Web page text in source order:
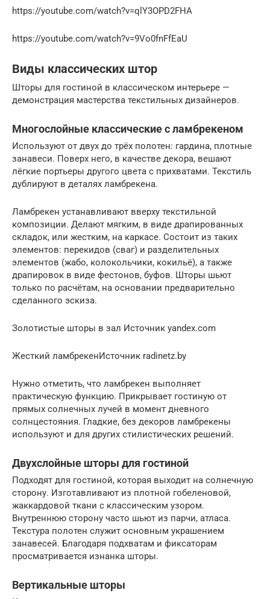
https://youtube.com/watch?v=qlY3OPD2FHA
https://youtube.com/watch?v=9Vo0fnFfEaU
Виды классических штор
Шторы для гостиной в классическом интерьере —
демонстрация мастерства текстильных дизайнеров.
Многослойные классические с ламбрекеном
Используют от двух до трёх полотен: гардина, плотные
занавеси. Поверх него, в качестве декора, вешают
лёгкие портьеры другого цвета с прихватами. Текстиль
дублируют в деталях ламбрекена.
Ламбрекен устанавливают вверху текстильной
композиции. Делают мягким, в виде драпированных
складок, или жестким, на каркасе. Состоит из таких
элементов: перекидов (сваг) и разделительных
элементов (жабо, колокольчики, кокильё), а также
драпировок в виде фестонов, буфов. Шторы шьют
только по расчётам, на основании предварительно
сделанного эскиза.
Золотистые шторы в зал Источник yandex.com
Жесткий ламбрекенИсточник radinetz.by
Нужно отметить, что ламбрекен выполняет
практическую функцию. Прикрывает гостиную от
прямых солнечных лучей в момент дневного
солнцестояния. Гладкие, без декоров ламбрекены
используют и для других стилистических решений.
Двухслойные шторы для гостиной
Подходят для гостиной, которая выходит на солнечную
сторону. Изготавливают из плотной гобеленовой,
жаккардовой ткани с классическим узором.
Внутреннюю сторону часто шьют из парчи, атласа.
Текстура полотен служит основным украшением
занавесей. Благодаря подхватам и фиксаторам
просматривается изнанка шторы.
Вертикальные шторы